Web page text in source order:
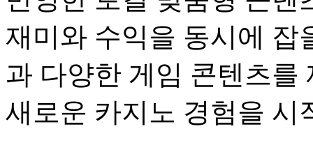
재미와 수익을 동시에 잡
과 다양한 게임 콘텐츠를
새로운 카지노 경험을 시